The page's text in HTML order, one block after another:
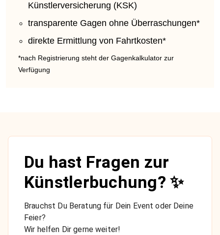
Künstlerversicherung (KSK)
transparente Gagen ohne Überraschungen*
direkte Ermittlung von Fahrtkosten*
*nach Registrierung steht der Gagenkalkulator zur
Verfügung
Du hast Fragen zur
Künstlerbuchung? ✨
Brauchst Du Beratung für Dein Event oder Deine
Feier?
Wir helfen Dir gerne weiter!